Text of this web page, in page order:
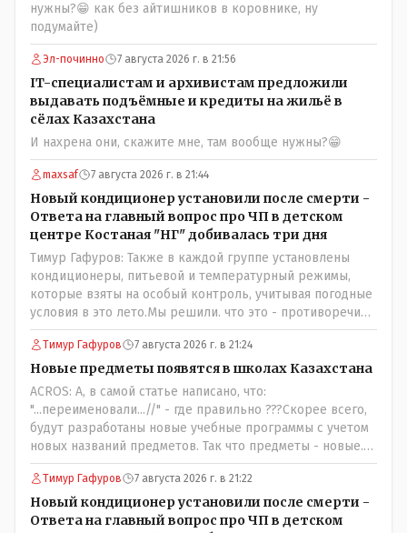
нужны?😁 как без айтишников в коровнике, ну
подумайте)
Эл-починно 7 августа 2026 г. в 21:56
IT-специалистам и архивистам предложили
выдавать подъёмные и кредиты на жильё в
сёлах Казахстана
И нахрена они, скажите мне, там вообще нужны?😁
maxsaf 7 августа 2026 г. в 21:44
Новый кондиционер установили после смерти -
Ответа на главный вопрос про ЧП в детском
центре Костаная "НГ" добивалась три дня
Тимур Гафуров: Также в каждой группе установлены
кондиционеры, питьевой и температурный режимы,
которые взяты на особый контроль, учитывая погодные
условия в это лето.Мы решили. что это - противоречие.
Вы считаете иначе?Ну тут противоречия нет. Этот
комментарий прозвучал на следующий день после
трагедии, то есть 29 июля, когда спешно установили и
воду, и новые кондиционеры, и впервые поставили
температурный режим на контроль. То есть первая
часть - информация до трагедии, вторая часть -
информация после трагедии, когда все уже было
Тимур Гафуров 7 августа 2026 г. в 21:24
Новые предметы появятся в школах Казахстана
ACROS: А, в самой статье написано, что:
"...переименовали...//" - где правильно ???Скорее всего,
будут разработаны новые учебные программы с учетом
новых названий предметов. Так что предметы - новые.
Хоть и переименованные)
Тимур Гафуров 7 августа 2026 г. в 21:22
Новый кондиционер установили после смерти -
Ответа на главный вопрос про ЧП в детском